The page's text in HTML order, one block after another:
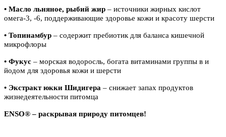
• Масло льняное, рыбий жир – источники жирных кислот
омега-3, -6, поддерживающие здоровье кожи и красоту шерсти
• Топинамбур – содержит пребиотик для баланса кишечной
микрофлоры
• Фукус – морская водоросль, богата витаминами группы в и
йодом для здоровья кожи и шерсти
• Экстракт юкки Шидигера – снижает запах продуктов
жизнедеятельности питомца
ENSO® – раскрывая природу питомцев!